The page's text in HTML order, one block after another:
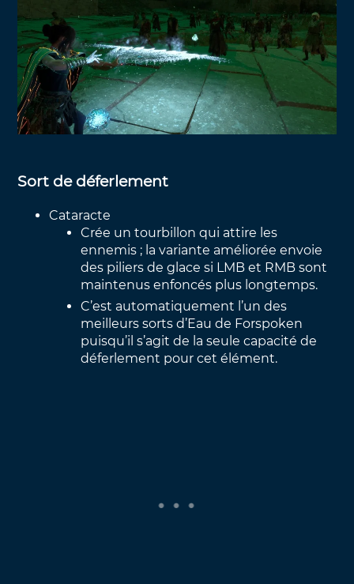
Sort de déferlement
Cataracte
Crée un tourbillon qui attire les
ennemis ; la variante améliorée envoie
des piliers de glace si LMB et RMB sont
maintenus enfoncés plus longtemps.
C’est automatiquement l’un des
meilleurs sorts d’Eau de Forspoken
puisqu’il s’agit de la seule capacité de
déferlement pour cet élément.